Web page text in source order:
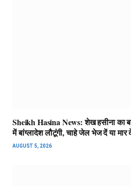
Sheikh Hasina News: शेख हसीना का
में बांग्लादेश लौटूंगी, चाहे जेल भेज दें या
AUGUST 5, 2026